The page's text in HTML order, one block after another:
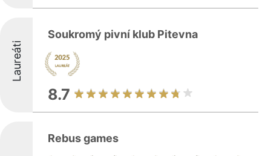
Laureáti
Soukromý pivní klub Pitevna
8.7
Rebus games